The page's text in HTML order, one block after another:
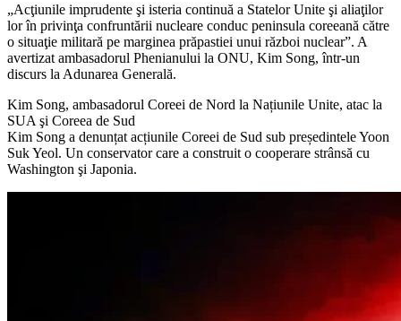
„Acţiunile imprudente şi isteria continuă a Statelor Unite şi aliaţilor
lor în privinţa confruntării nucleare conduc peninsula coreeană către
o situaţie militară pe marginea prăpastiei unui război nuclear”. A
avertizat ambasadorul Phenianului la ONU, Kim Song, într-un
discurs la Adunarea Generală.
Kim Song, ambasadorul Coreei de Nord la Națiunile Unite, atac la
SUA şi Coreea de Sud
Kim Song a denunțat acțiunile Coreei de Sud sub președintele Yoon
Suk Yeol. Un conservator care a construit o cooperare strânsă cu
Washington şi Japonia.